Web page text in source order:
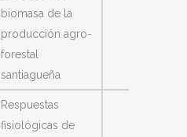
biomasa de la
producción agro-
forestal
santiagueña
Respuestas
fisiológicas de